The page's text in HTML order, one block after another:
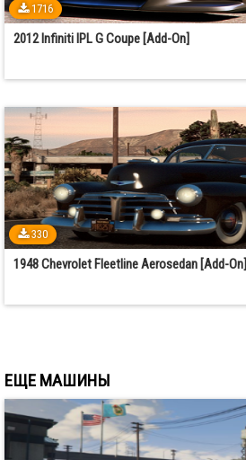
1716
2012 Infiniti IPL G Coupe [Add-On]
330
1948 Chevrolet Fleetline Aerosedan [Add-On]
ЕЩЕ МАШИНЫ